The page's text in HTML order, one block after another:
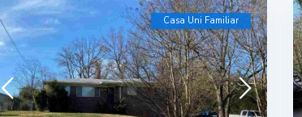
Casa Uni Familiar